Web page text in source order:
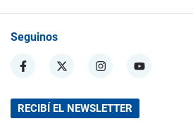
Seguinos
RECIBÍ EL NEWSLETTER